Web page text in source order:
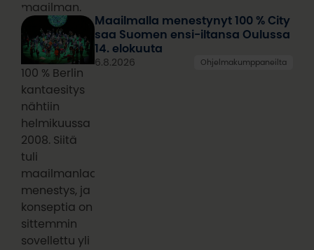
maailman.
100 % Berlin
kantaesitys
nähtiin
helmikuussa
2008. Siitä
tuli
maailmanlaajuinen
menestys, ja
konseptia on
sittemmin
sovellettu yli
Maailmalla menestynyt 100 % City
saa Suomen ensi-iltansa Oulussa
14. elokuuta
6.8.2026 Ohjelmakumppaneilta